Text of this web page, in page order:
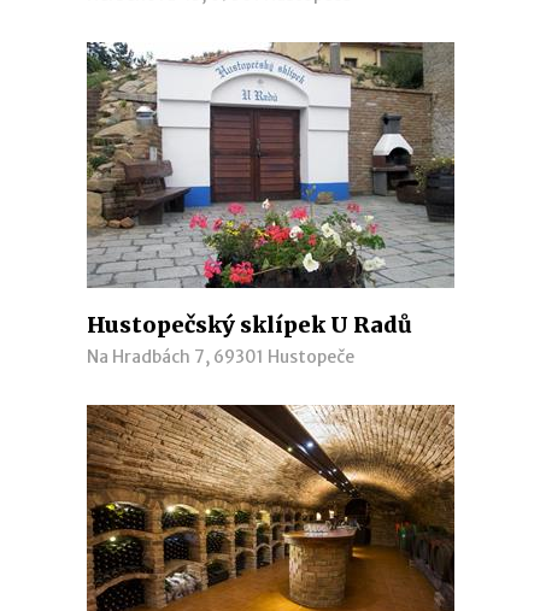
Hustopečský sklípek U Radů
Na Hradbách 7, 69301 Hustopeče